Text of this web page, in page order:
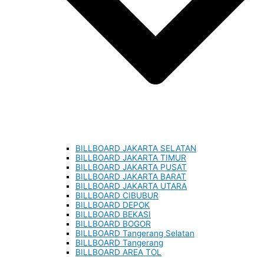
BILLBOARD JAKARTA SELATAN
BILLBOARD JAKARTA TIMUR
BILLBOARD JAKARTA PUSAT
BILLBOARD JAKARTA BARAT
BILLBOARD JAKARTA UTARA
BILLBOARD CIBUBUR
BILLBOARD DEPOK
BILLBOARD BEKASI
BILLBOARD BOGOR
BILLBOARD Tangerang Selatan
BILLBOARD Tangerang
BILLBOARD AREA TOL